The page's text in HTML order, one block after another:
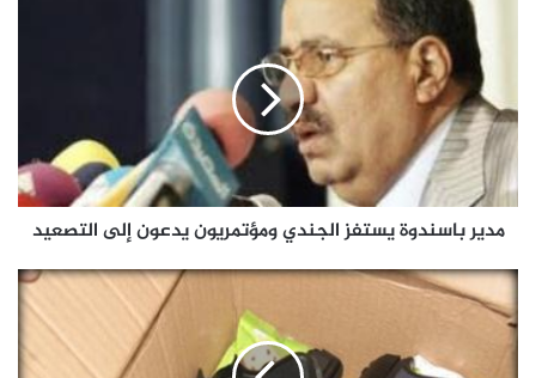
مدير باسندوة يستفز الجندي ومؤتمريون يدعون إلى التصعيد